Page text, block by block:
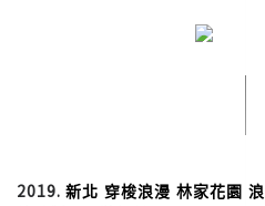
2019. 新北 穿梭浪漫 林家花園